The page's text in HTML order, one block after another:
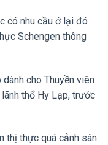
có nhu cầu ở lại đó
Schengen thông
cho Thuyền viên
thổ Hy Lạp, trước
thị thực quá cảnh sân